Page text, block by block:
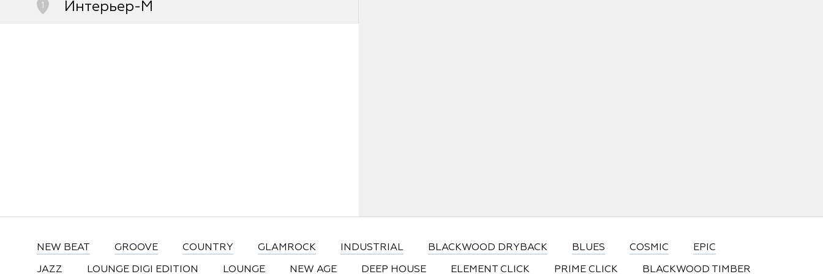
1 Интерьер-М
NEW BEAT GROOVE COUNTRY GLAMROCK INDUSTRIAL BLACKWOOD DRYBACK BLUES COSMIC EPIC
JAZZ LOUNGE DIGI EDITION LOUNGE NEW AGE DEEP HOUSE ELEMENT CLICK PRIME CLICK BLACKWOOD TIMBER